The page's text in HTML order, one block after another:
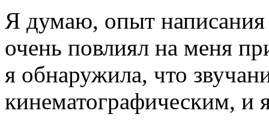
Я думаю, опыт написания
очень повлиял на меня
я обнаружила, что
кинематографическим, и